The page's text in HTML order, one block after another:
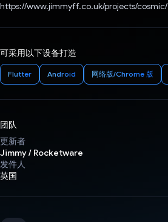
https://www.jimmyff.co.uk/projects/cosmic/
可采用以下设备打造
Flutter Android 网络版/Chrome 版
团队
更新者
Jimmy / Rocketware
发件人
英国